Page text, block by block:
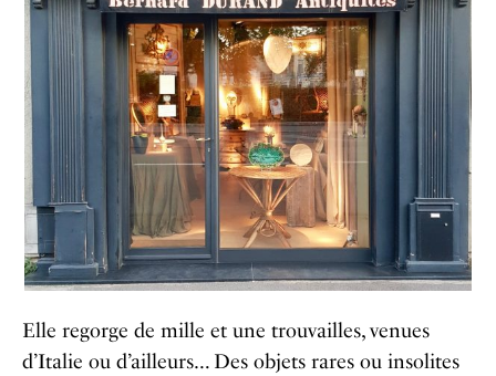
Elle regorge de mille et une trouvailles, venues
d’Italie ou d’ailleurs… Des objets rares ou insolites